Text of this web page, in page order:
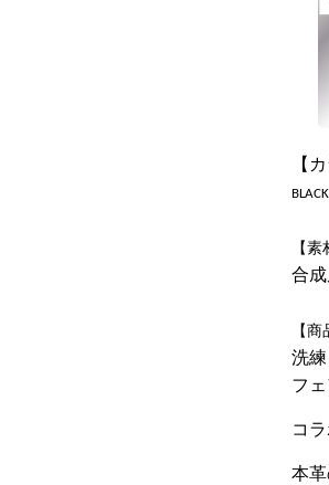
【
BLACK
【素
合成
【商
洗
フ
コ
本